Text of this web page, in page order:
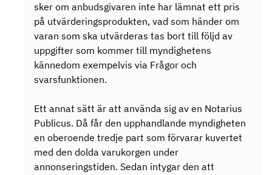
sker om anbudsgivaren inte har lämnat ett pris
på utvärderingsprodukten, vad som händer om
varan som ska utvärderas tas bort till följd av
uppgifter som kommer till myndighetens
kännedom exempelvis via Frågor och
svarsfunktionen.
Ett annat sätt är att använda sig av en Notarius
Publicus. Då får den upphandlande myndigheten
en oberoende tredje part som förvarar kuvertet
med den dolda varukorgen under
annonseringstiden. Sedan intygar den att